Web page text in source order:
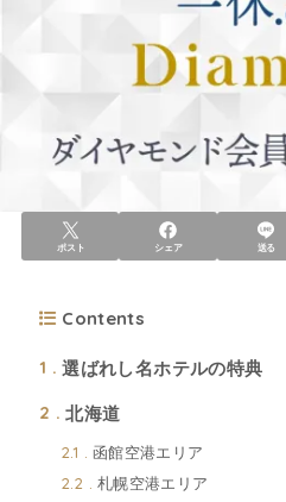
ポスト シェア 送る
Contents
1 選ばれし名ホテルの特典
2 北海道
2.1 函館空港エリア
2.2 札幌空港エリア